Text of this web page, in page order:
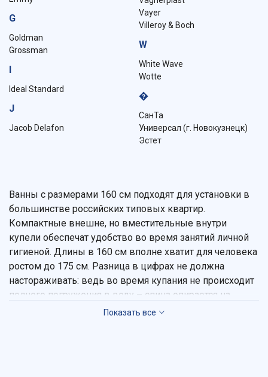
G
Goldman
Grossman
I
Ideal Standard
J
Jacob Delafon
Vayer
Villeroy & Boch
W
White Wave
Wotte
�
СанТа
Универсал (г. Новокузнецк)
Эстет
Ванны с размерами 160 см подходят для установки в
большинстве российских типовых квартир.
Компактные внешне, но вместительные внутри
купели обеспечат удобство во время занятий личной
гигиеной. Длины в 160 см вполне хватит для человека
ростом до 175 см. Разница в цифрах не должна
настораживать: ведь во время купания не происходит
полного погружения в воду – спина опирается на
стенку. При этом такие чаши оставят место для